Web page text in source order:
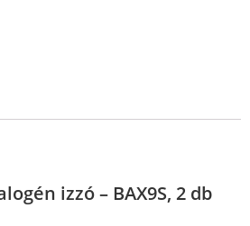
izzó – BAX9S, 2 db